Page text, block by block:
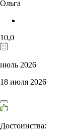
Ольга
10,0
июль 2026
18 июля 2026
Достоинства: